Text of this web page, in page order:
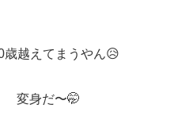
歳越えてまうやん😥
変身だ〜🤭